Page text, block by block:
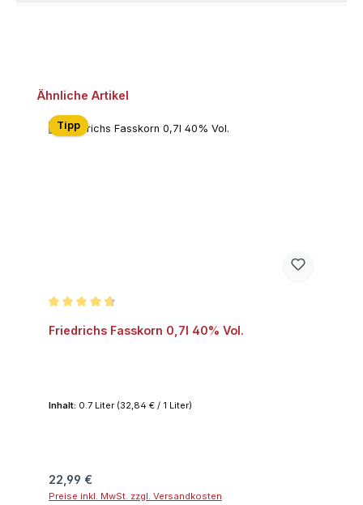
Produktgalerie überspringen
Ähnliche Artikel
Tipp
Friedrichs Fasskorn 0,7l 40% Vol.
Inhalt: 0.7 Liter (32,84 € / 1 Liter)
Regulärer Preis:
22,99 €
Preise inkl. MwSt. zzgl. Versandkosten